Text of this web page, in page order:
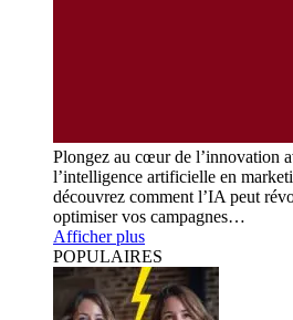
Plongez au cœur de l’innovation
l’intelligence artificielle en
découvrez comment l’IA peut
optimiser vos campagnes…
Afficher plus
POPULAIRES